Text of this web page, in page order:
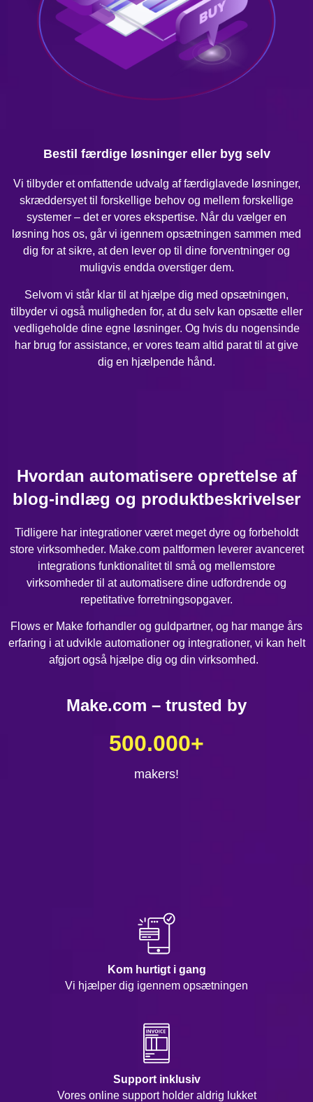
Bestil færdige løsninger eller byg selv
Vi tilbyder et omfattende udvalg af færdiglavede løsninger,
skræddersyet til forskellige behov og mellem forskellige
systemer – det er vores ekspertise. Når du vælger en
løsning hos os, går vi igennem opsætningen sammen med
dig for at sikre, at den lever op til dine forventninger og
muligvis endda overstiger dem.
Selvom vi står klar til at hjælpe dig med opsætningen,
tilbyder vi også muligheden for, at du selv kan opsætte eller
vedligeholde dine egne løsninger. Og hvis du nogensinde
har brug for assistance, er vores team altid parat til at give
dig en hjælpende hånd.
Hvordan automatisere oprettelse af
blog-indlæg og produktbeskrivelser
Tidligere har integrationer været meget dyre og forbeholdt
store virksomheder. Make.com paltformen leverer avanceret
integrations funktionalitet til små og mellemstore
virksomheder til at automatisere dine udfordrende og
repetitative forretningsopgaver.
Flows er Make forhandler og guldpartner, og har mange års
erfaring i at udvikle automationer og integrationer, vi kan helt
afgjort også hjælpe dig og din virksomhed.
Make.com – trusted by
makers!
500.000+
Kom hurtigt i gang
Vi hjælper dig igennem opsætningen
Support inklusiv
Vores online support holder aldrig lukket